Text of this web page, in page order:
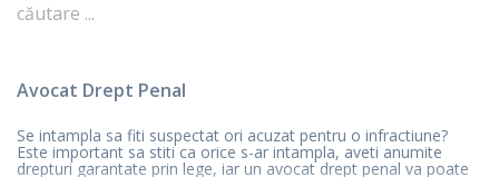
căutare ...
Avocat Drept Penal
Se intampla sa fiti suspectat ori acuzat pentru o infractiune?
Este important sa stiti ca orice s-ar intampla, aveti anumite
drepturi garantate prin lege, iar un avocat drept penal va poate